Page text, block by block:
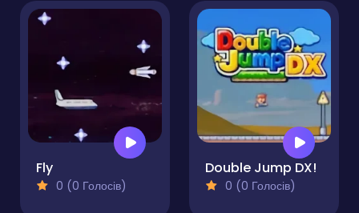
Fly
0 (0 Голосів)
Double Jump DX!
0 (0 Голосів)